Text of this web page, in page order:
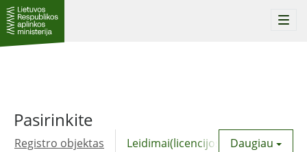
Pasirinkite
Registro objektas Leidimai(licencijos) Daugiau